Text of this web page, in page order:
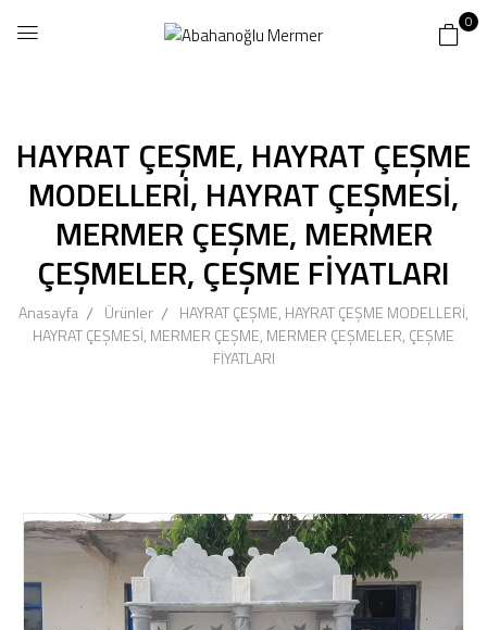
0
HAYRAT ÇEŞME, HAYRAT ÇEŞME
MODELLERİ, HAYRAT ÇEŞMESİ,
MERMER ÇEŞME, MERMER
ÇEŞMELER, ÇEŞME FİYATLARI
Anasayfa Ürünler
HAYRAT ÇEŞME, HAYRAT ÇEŞME MODELLERİ,
HAYRAT ÇEŞMESİ, MERMER ÇEŞME, MERMER ÇEŞMELER, ÇEŞME
FİYATLARI